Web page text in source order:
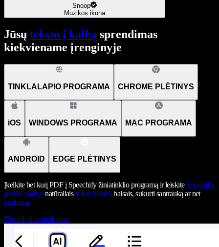
Snoop
Muzikos ikona
Jūsų teksto į kalbą sprendimas
kiekviename įrenginyje
TINKLALAPIO PROGRAMA CHROME PLĖTINYS
iOS WINDOWS PROGRAMA MAC PROGRAMA
ANDROID EDGE PLĖTINYS
Įkelkite bet kurį PDF į Speechify žiniatinklio programą ir leiskite Speechify
garsiai skaitytinatūraliaisteksto į kalbąbalsais, sukurti santrauką ar net
podkastą
Išbandyti nemokamai